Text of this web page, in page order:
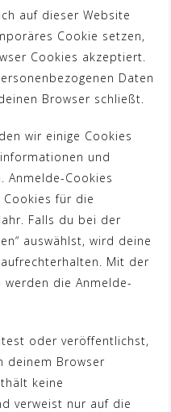
auf dieser Website
Cookie setzen,
Cookies akzeptiert.
Daten
Browser schließt.
wir einige Cookies
und
Anmelde-Cookies
Cookies für die
Falls du bei der
auswählst, wird deine
Mit der
die Anmelde-
oder veröffentlichst,
deinem Browser
keine
verweist nur auf die